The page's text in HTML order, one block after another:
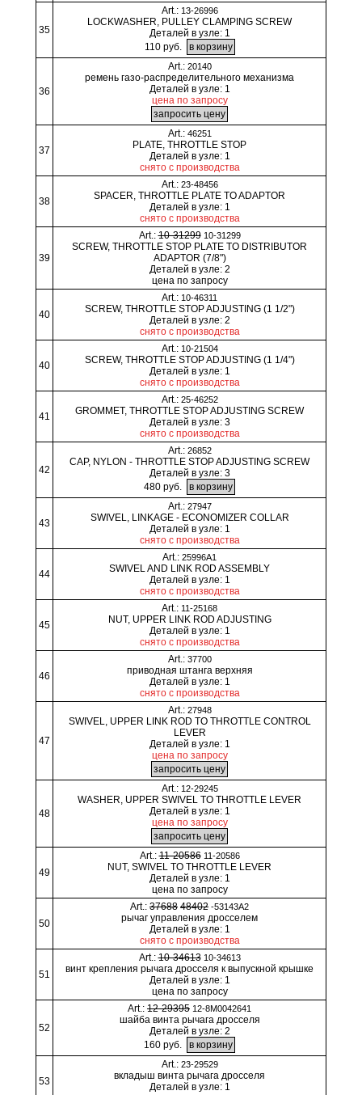
35
Art.: 13-26996
LOCKWASHER, PULLEY CLAMPING SCREW
Деталей в узле: 1
110 руб.
36
Art.: 20140
ремень газо-распределительного механизма
Деталей в узле: 1
цена по запросу
37
Art.: 46251
PLATE, THROTTLE STOP
Деталей в узле: 1
снято с производства
38
Art.: 23-48456
SPACER, THROTTLE PLATE TO ADAPTOR
Деталей в узле: 1
снято с производства
39
Art.:10-31299 10-31299
SCREW, THROTTLE STOP PLATE TO DISTRIBUTOR
ADAPTOR (7/8")
Деталей в узле: 2
цена по запросу
40
Art.: 10-46311
SCREW, THROTTLE STOP ADJUSTING (1 1/2")
Деталей в узле: 2
снято с производства
40
Art.: 10-21504
SCREW, THROTTLE STOP ADJUSTING (1 1/4")
Деталей в узле: 1
снято с производства
41
Art.: 25-46252
GROMMET, THROTTLE STOP ADJUSTING SCREW
Деталей в узле: 3
снято с производства
42
Art.: 26852
CAP, NYLON - THROTTLE STOP ADJUSTING SCREW
Деталей в узле: 3
480 руб.
43
Art.: 27947
SWIVEL, LINKAGE - ECONOMIZER COLLAR
Деталей в узле: 1
снято с производства
44
Art.: 25996A1
SWIVEL AND LINK ROD ASSEMBLY
Деталей в узле: 1
снято с производства
45
Art.: 11-25168
NUT, UPPER LINK ROD ADJUSTING
Деталей в узле: 1
снято с производства
46
Art.: 37700
приводная штанга верхняя
Деталей в узле: 1
снято с производства
47
Art.: 27948
SWIVEL, UPPER LINK ROD TO THROTTLE CONTROL
LEVER
Деталей в узле: 1
цена по запросу
48
Art.: 12-29245
WASHER, UPPER SWIVEL TO THROTTLE LEVER
Деталей в узле: 1
цена по запросу
49
Art.:11-20586 11-20586
NUT, SWIVEL TO THROTTLE LEVER
Деталей в узле: 1
цена по запросу
50
Art.: 37688 48402 -53143A2
рычаг управления дросселем
Деталей в узле: 1
снято с производства
51
Art.:10-34613 10-34613
винт крепления рычага дросселя к выпускной крышке
Деталей в узле: 1
цена по запросу
52
Art.: 12-29395 12-8M0042641
шайба винта рычага дросселя
Деталей в узле: 2
160 руб.
53
Art.: 23-29529
вкладыш винта рычага дросселя
Деталей в узле: 1